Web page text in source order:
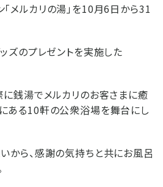
メルカリの湯」を10月6日から31
ズのプレゼントを実施した
に銭湯でメルカリのお客さまに癒
ある10軒の公衆浴場を舞台にし
から、感謝の気持ちと共にお風呂